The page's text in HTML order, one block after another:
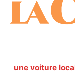
une voiture